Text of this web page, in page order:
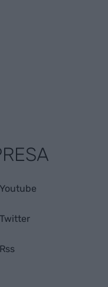
Youtube
Twitter
Rss